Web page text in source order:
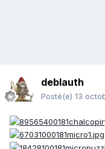
deblauth
Posté(e) 13